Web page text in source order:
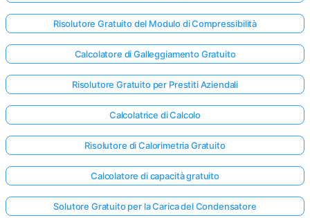
Risolutore Gratuito del Modulo di Compressibilità
Calcolatore di Galleggiamento Gratuito
Risolutore Gratuito per Prestiti Aziendali
Calcolatrice di Calcolo
Risolutore di Calorimetria Gratuito
Calcolatore di capacità gratuito
Solutore Gratuito per la Carica del Condensatore